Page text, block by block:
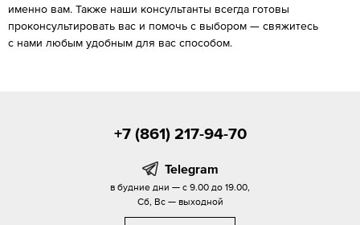
именно вам. Также наши консультанты всегда готовы
проконсультировать вас и помочь с выбором — свяжитесь
с нами любым удобным для вас способом.
+7 (861) 217-94-70
Telegram
в будние дни — с 9.00 до 19.00,
Сб, Вс — выходной